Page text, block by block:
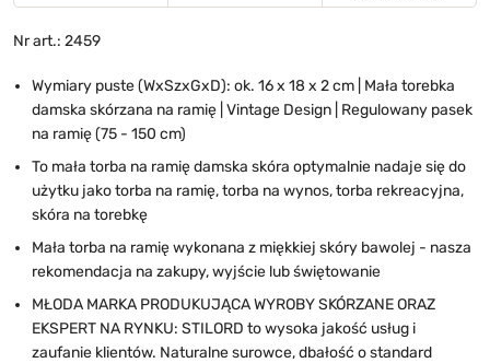
Nr art.: 2459
Wymiary puste (WxSzxGxD): ok. 16 x 18 x 2 cm | Mała torebka
damska skórzana na ramię | Vintage Design | Regulowany pasek
na ramię (75 - 150 cm)
To mała torba na ramię damska skóra optymalnie nadaje się do
użytku jako torba na ramię, torba na wynos, torba rekreacyjna,
skóra na torebkę
Mała torba na ramię wykonana z miękkiej skóry bawolej - nasza
rekomendacja na zakupy, wyjście lub świętowanie
MŁODA MARKA PRODUKUJĄCA WYROBY SKÓRZANE ORAZ
EKSPERT NA RYNKU: STILORD to wysoka jakość usług i
zaufanie klientów. Naturalne surowce, dbałość o standard